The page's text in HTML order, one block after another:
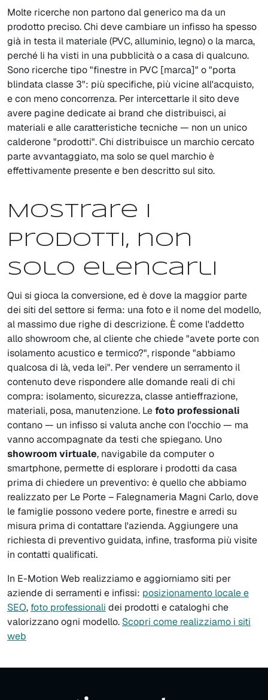
Molte ricerche non partono dal generico ma da un
prodotto preciso. Chi deve cambiare un infisso ha spesso
già in testa il materiale (PVC, alluminio, legno) o la marca,
perché li ha visti in una pubblicità o a casa di qualcuno.
Sono ricerche tipo "finestre in PVC [marca]" o "porta
blindata classe 3": più specifiche, più vicine all'acquisto,
e con meno concorrenza. Per intercettarle il sito deve
avere pagine dedicate ai brand che distribuisci, ai
materiali e alle caratteristiche tecniche — non un unico
calderone "prodotti". Chi distribuisce un marchio cercato
parte avvantaggiato, ma solo se quel marchio è
effettivamente presente e ben descritto sul sito.
Mostrare i
prodotti, non
solo elencarli
Qui si gioca la conversione, ed è dove la maggior parte
dei siti del settore si ferma: una foto e il nome del modello,
al massimo due righe di descrizione. È come l'addetto
allo showroom che, al cliente che chiede "avete porte con
isolamento acustico e termico?", risponde "abbiamo
qualcosa di là, veda lei". Per vendere un serramento il
contenuto deve rispondere alle domande reali di chi
compra: isolamento, sicurezza, classe antieffrazione,
materiali, posa, manutenzione. Lefoto professionali
contano — un infisso si valuta anche con l'occhio — ma
vanno accompagnate da testi che spiegano. Uno
showroom virtuale, navigabile da computer o
smartphone, permette di esplorare i prodotti da casa
prima di chiedere un preventivo: è quello che abbiamo
realizzato per Le Porte – Falegnameria Magni Carlo, dove
le famiglie possono vedere porte, finestre e arredi su
misura prima di contattare l'azienda. Aggiungere una
richiesta di preventivo guidata, infine, trasforma più visite
in contatti qualificati.
In E-Motion Web realizziamo e aggiorniamo siti per
aziende di serramenti e infissi: posizionamento locale e
SEO, foto professionali
valorizzano ogni modello. Scopri come realizziamo i siti
web